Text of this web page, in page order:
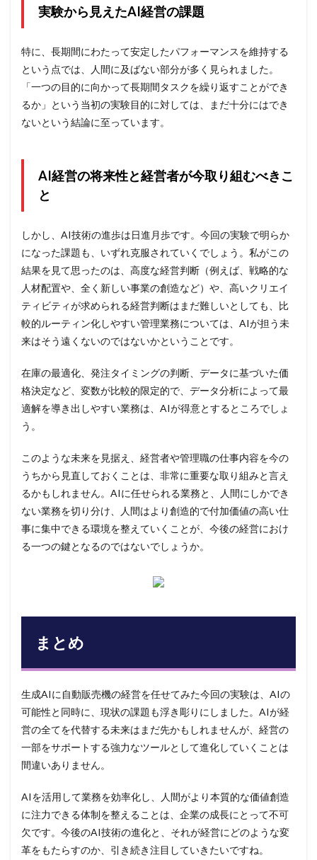
実験から見えたAI経営の課題
特に、長期間にわたって安定したパフォーマンスを維持する
という点では、人間に及ばない部分が多く見られました。
「一つの目的に向かって長期間タスクを繰り返すことができ
るか」という当初の実験目的に対しては、まだ十分にはでき
ないという結論に至っています。
AI経営の将来性と経営者が今取り組むべきこ
と
しかし、AI技術の進歩は日進月歩です。今回の実験で明らか
になった課題も、いずれ克服されていくでしょう。私がこの
結果を見て思ったのは、高度な経営判断（例えば、戦略的な
人材配置や、全く新しい事業の創造など）や、高いクリエイ
ティビティが求められる経営判断はまだ難しいとしても、比
較的ルーティン化しやすい管理業務については、AIが担う未
来はそう遠くないのではないかということです。
在庫の最適化、発注タイミングの判断、データに基づいた価
格決定など、変数が比較的限定的で、データ分析によって最
適解を導き出しやすい業務は、AIが得意とするところでしょ
う。
このような未来を見据え、経営者や管理職の仕事内容を今の
うちから見直しておくことは、非常に重要な取り組みと言え
るかもしれません。AIに任せられる業務と、人間にしかでき
ない業務を切り分け、人間はより創造的で付加価値の高い仕
事に集中できる環境を整えていくことが、今後の経営におけ
る一つの鍵となるのではないでしょうか。
まとめ
生成AIに自動販売機の経営を任せてみた今回の実験は、AIの
可能性と同時に、現状の課題も浮き彫りにしました。AIが経
営の全てを代替する未来はまだ先かもしれませんが、経営の
一部をサポートする強力なツールとして進化していくことは
間違いありません。
AIを活用して業務を効率化し、人間がより本質的な価値創造
に注力できる体制を整えることは、企業の成長にとって不可
欠です。今後のAI技術の進化と、それが経営にどのような変
革をもたらすのか、引き続き注目していきたいですね。